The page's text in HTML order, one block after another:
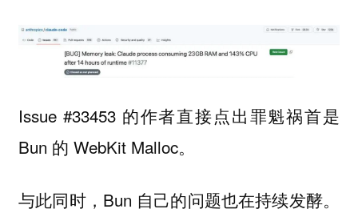
Issue #33453 的作者直接点出罪魁祸首是
Bun 的 WebKit Malloc。
与此同时，Bun 自己的问题也在持续发酵。